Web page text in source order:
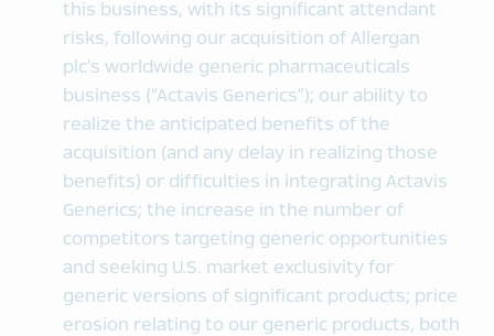
this business, with its significant attendant
risks, following our acquisition of Allergan
plc’s worldwide generic pharmaceuticals
business (“Actavis Generics”); our ability to
realize the anticipated benefits of the
acquisition (and any delay in realizing those
benefits) or difficulties in integrating Actavis
Generics; the increase in the number of
competitors targeting generic opportunities
and seeking U.S. market exclusivity for
generic versions of significant products; price
erosion relating to our generic products, both